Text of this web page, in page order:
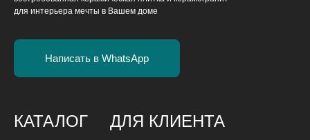
КАТАЛОГ ДЛЯ КЛИЕНТА
для интерьера мечты в Вашем доме
Написать в WhatsApp